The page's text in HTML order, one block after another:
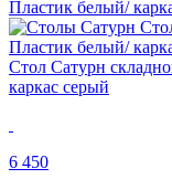
Стол Сатурн
каркас серый
6 450